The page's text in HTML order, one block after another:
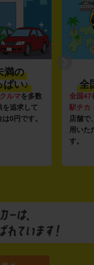
満の
ぱい♪
ルマを多数
を追求して
0円です。
全
全国47
駅チカ
店舗で
用いた
す。